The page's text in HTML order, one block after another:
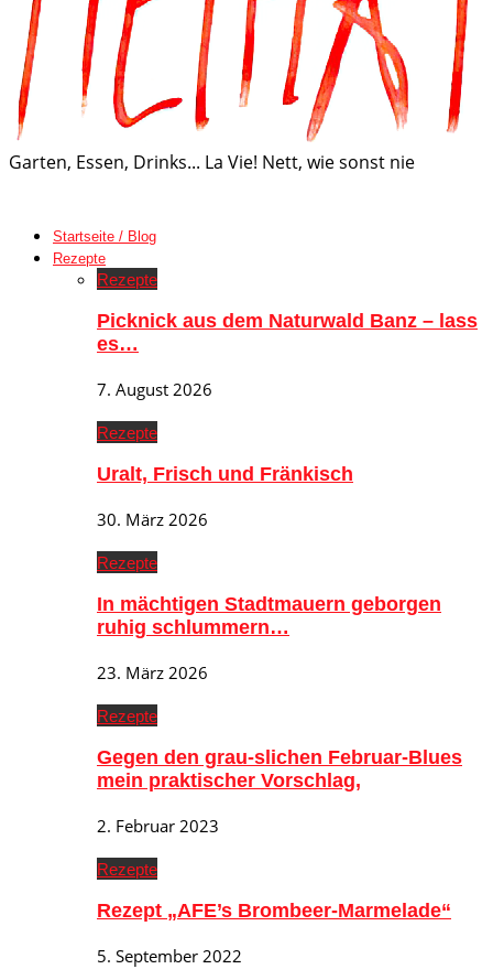
Garten, Essen, Drinks... La Vie! Nett, wie sonst nie
Startseite / Blog
Rezepte
Rezepte
Picknick aus dem Naturwald Banz – lass
es…
7. August 2026
Rezepte
Uralt, Frisch und Fränkisch
30. März 2026
Rezepte
In mächtigen Stadtmauern geborgen
ruhig schlummern…
23. März 2026
Rezepte
Gegen den grau-slichen Februar-Blues
mein praktischer Vorschlag,
2. Februar 2023
Rezepte
Rezept „AFE’s Brombeer-Marmelade“
5. September 2022